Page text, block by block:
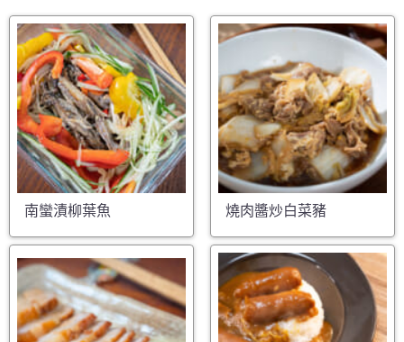
南蠻漬柳葉魚 燒肉醬炒白菜豬